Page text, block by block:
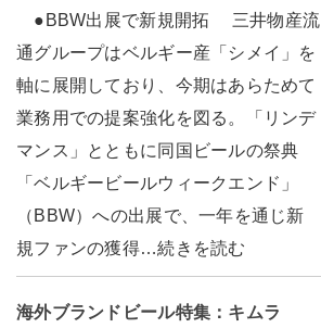
●BBW出展で新規開拓 三井物産流
通グループはベルギー産「シメイ」を
軸に展開しており、今期はあらためて
業務用での提案強化を図る。「リンデ
マンス」とともに同国ビールの祭典
「ベルギービールウィークエンド」
（BBW）への出展で、一年を通じ新
規ファンの獲得…続きを読む
海外ブランドビール特集：キムラ